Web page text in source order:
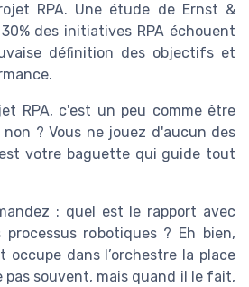
RPA. Une étude de Ernst &
des initiatives RPA échouent
définition des objectifs et
RPA, c'est un peu comme être
? Vous ne jouez d'aucun des
votre baguette qui guide tout
: quel est le rapport avec
processus robotiques ? Eh bien,
occupe dans l’orchestre la place
pas souvent, mais quand il le fait,